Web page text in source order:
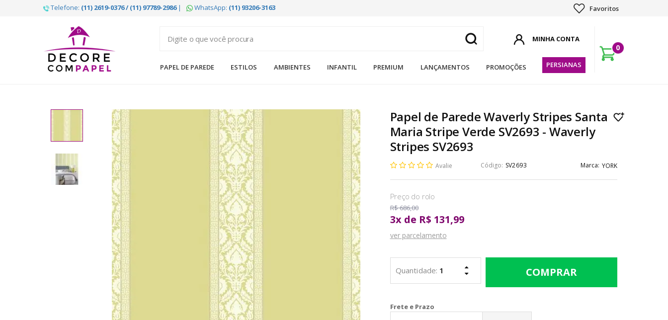
Telefone: (11) 2619-0376 / (11) 97789-2986| WhatsApp: (11) 93206-3163 Favoritos
PAPEL DE PAREDE ESTILOS AMBIENTES INFANTIL PREMIUM LANÇAMENTOS PROMOÇÕES PERSIANAS
0
Decore
com
papel
pioneira
venda
de
Papel
Internet
Papel de Parede Waverly Stripes Santa
Maria Stripe Verde SV2693 - Waverly
Stripes SV2693
Avalie SV2693 YORK
R$ 686,00
3xde R$ 131,99
ver parcelamento